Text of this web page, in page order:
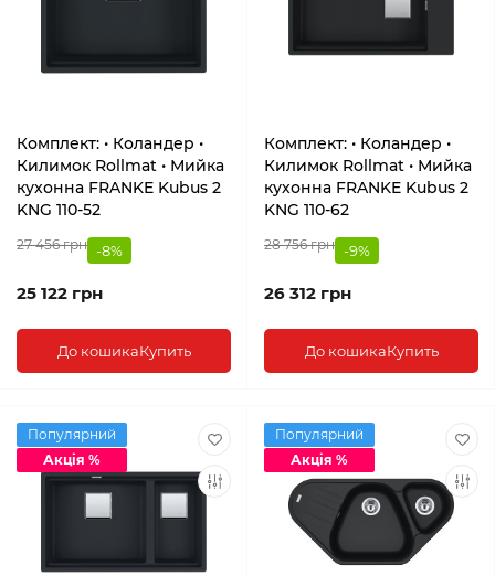
Комплект: • Коландер •
Килимок Rollmat • Мийка
кухонна FRANKE Kubus 2
KNG 110-52
27 456 грн -8%
25 122 грн
До кошикаКупить
Комплект: • Коландер •
Килимок Rollmat • Мийка
кухонна FRANKE Kubus 2
KNG 110-62
28 756 грн -9%
26 312 грн
До кошикаКупить
Популярний
Акція %
Популярний
Акція %